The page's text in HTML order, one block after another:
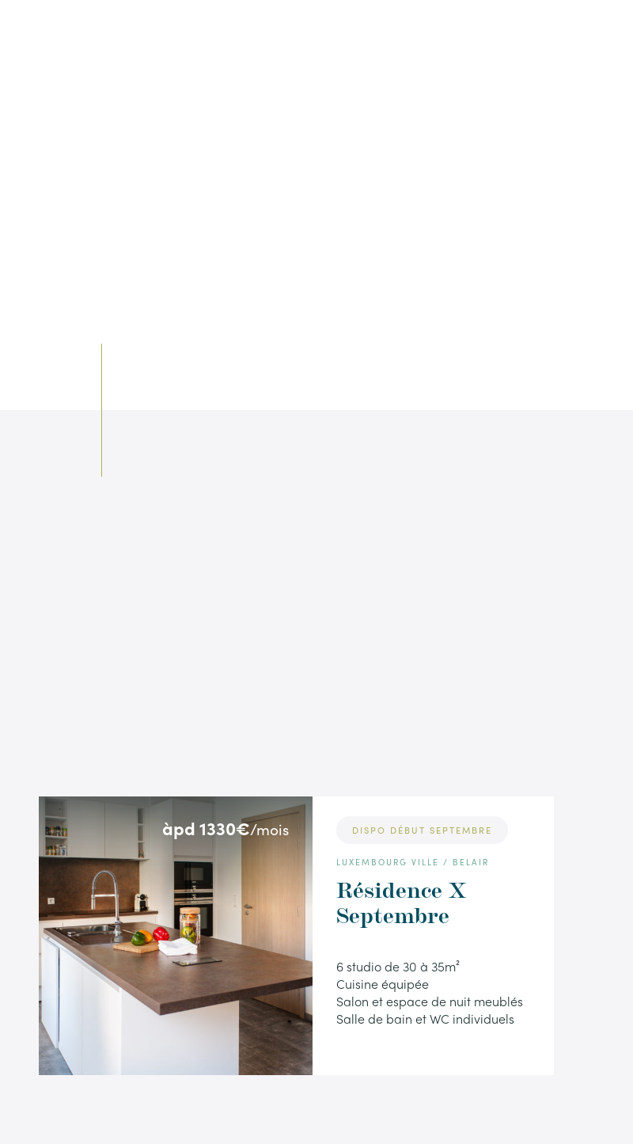
àpd 1330€/mois DISPO DÉBUT SEPTEMBRE
LUXEMBOURG VILLE / BELAIR
Résidence X
Septembre
6 studio de 30 à 35m²
Cuisine équipée
Salon et espace de nuit meublés
Salle de bain et WC individuels